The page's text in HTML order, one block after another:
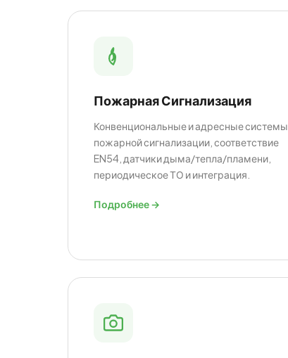
Пожарная Сигнализация
Конвенциональные и адресные системы
пожарной сигнализации, соответствие
EN54, датчики дыма/тепла/пламени,
периодическое ТО и интеграция.
Подробнее →